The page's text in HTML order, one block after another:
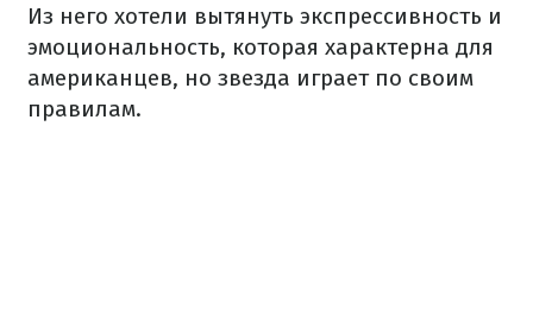
Из него хотели вытянуть экспрессивность и
эмоциональность, которая характерна для
американцев, но звезда играет по своим
правилам.